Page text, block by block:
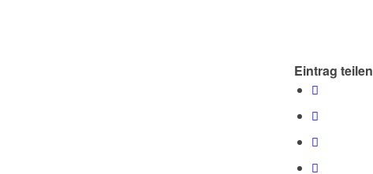
Eintrag teilen